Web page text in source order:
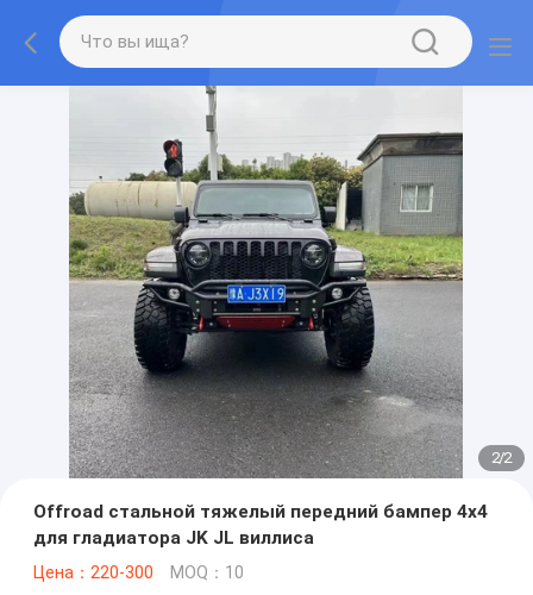
2/2
Offroad стальной тяжелый передний бампер 4x4
для гладиатора JK JL виллиса
Цена：220-300 MOQ：10